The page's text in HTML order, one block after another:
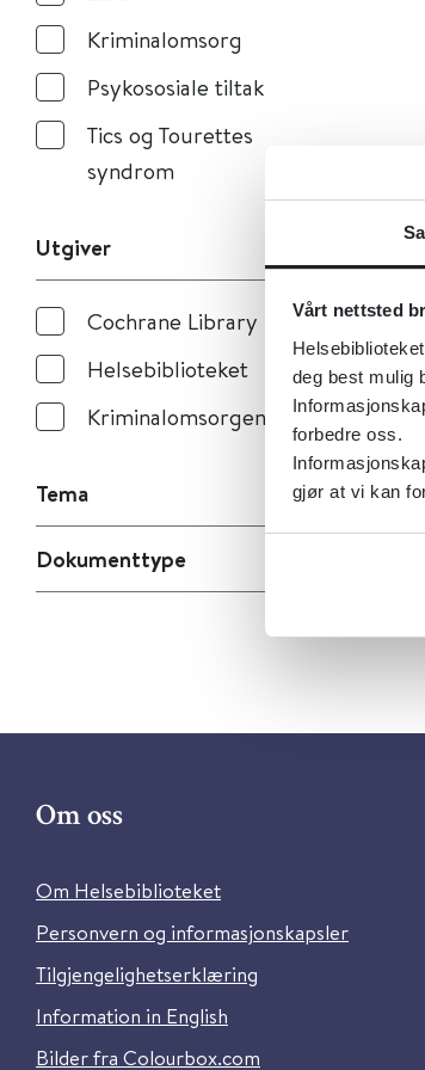
Vårt nettsted
deg best mulig
forbedre oss.
gjør at vi kan
Kriminalomsorg
Psykososiale tiltak
Tics og Tourettes
syndrom
Utgiver
Cochrane Library
Helsebiblioteket
Kriminalomsorgen
Tema
Dokumenttype
Om oss
Om Helsebiblioteket
Personvern og informasjonskapsler
Tilgjengelighetserklæring
Information in English
Bilder fra Colourbox.com